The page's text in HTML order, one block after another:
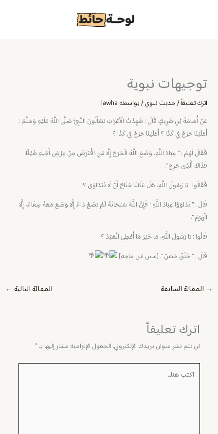
توجيهات نبوية
اترك تعليقاً/حديث نبوي/ بواسطة lawha
عَنْ أُسَامَةَ بْنِ شَرِيكٍ قَالَ : شَهِدْتُ الْأَعْرَابَ يَسْأَلُونَ النَّبِيَّ صَلَّى اللَّهُ عَلَيْهِ وَسَلَّمَ :
أَعَلَيْنَا حَرَجٌ فِي كَذَا ؟ أَعَلَيْنَا حَرَجٌ فِي كَذَا ؟
فَقَالَ لَهُمْ : ” عِبَادَ اللَّهِ، وَضَعَ اللَّهُ الْحَرَجَ إِلَّا مَنِ اقْتَرَضَ مِنْ عِرْضِ أَخِيهِ شَيْئًا،
فَذَاكَ الَّذِي حَرِجَ “.
فَقَالُوا : يَا رَسُولَ اللَّهِ، هَلْ عَلَيْنَا جُنَاحٌ أَنْ لَا نَتَدَاوَى ؟
قَالَ : ” تَدَاوَوْا عِبَادَ اللَّهِ ؛ فَإِنَّ اللَّهَ سُبْحَانَهُ لَمْ يَضَعْ دَاءً إِلَّا وَضَعَ مَعَهُ شِفَاءً، إِلَّا
الْهَرَمَ “.
قَالُوا : يَا رَسُولَ اللَّهِ، مَا خَيْرُ مَا أُعْطِيَ الْعَبْدُ ؟
قَالَ : ” خُلُقٌ حَسَنٌ “. [سنن ابن ماجه]
→ المقالة السابقة المقالة التالية ←
اترك تعليقاً
لن يتم نشر عنوان بريدك الإلكتروني. الحقول الإلزامية مشار إليها بـ*